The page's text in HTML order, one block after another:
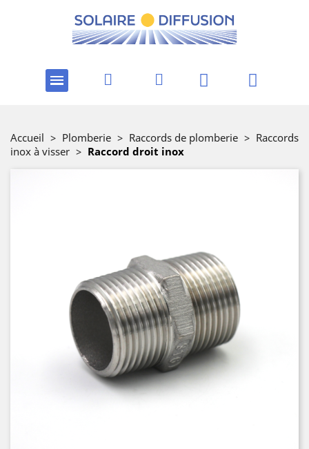
Accueil > Plomberie > Raccords de plomberie > Raccords
inox à visser > Raccord droit inox